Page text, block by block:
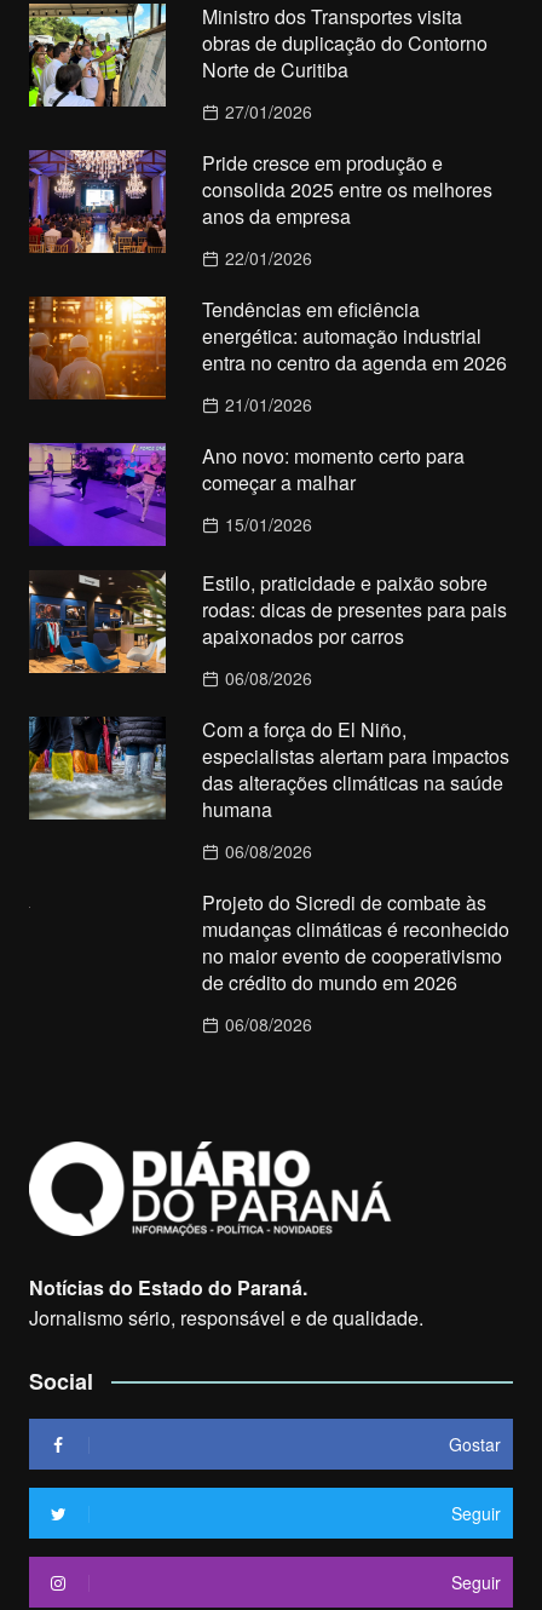
Ministro dos Transportes visita
obras de duplicação do Contorno
Norte de Curitiba
27/01/2026
Pride cresce em produção e
consolida 2025 entre os melhores
anos da empresa
22/01/2026
Tendências em eficiência
energética: automação industrial
entra no centro da agenda em 2026
21/01/2026
Ano novo: momento certo para
começar a malhar
15/01/2026
Estilo, praticidade e paixão sobre
rodas: dicas de presentes para pais
apaixonados por carros
06/08/2026
Com a força do El Niño,
especialistas alertam para impactos
das alterações climáticas na saúde
humana
06/08/2026
Projeto do Sicredi de combate às
mudanças climáticas é reconhecido
no maior evento de cooperativismo
de crédito do mundo em 2026
06/08/2026
Notícias do Estado do Paraná.
Jornalismo sério, responsável e de qualidade.
Social
Gostar
Seguir
Seguir